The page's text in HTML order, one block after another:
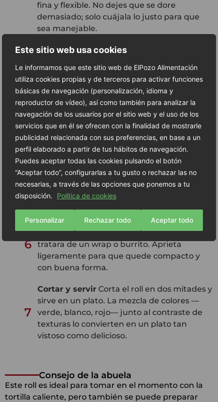
Este sitio web usa cookies
Le informamos que este sitio web de ElPozo Alimentación
utiliza cookies propias y de terceros para activar funciones
básicas de navegación (personalización, idioma y
reproductor de vídeo), así como también para analizar la
navegación de los usuarios por el sitio web y el uso de los
servicios que en él se ofrecen con la finalidad de mostrarle
publicidad relacionada con sus preferencias, en base a un
perfil elaborado a partir de tus hábitos de navegación.
Puedes aceptar todas las cookies pulsando el botón
“Aceptar todo”, configurarlas a tu gusto o rechazar las no
necesarias, a través de las opciones que ponemos a tu
disposición.
Política de cookies
Personalizar Rechazar todo Aceptar todo
fina y flexible. No dejes que se dore
demasiado; solo cuájala lo justo para que
sea manejable.
4
Cortar el tomateMientras se enfría
finas de tomate fresco. Será uno de los
elementos que aporten jugosidad y
contraste al interior del roll.
5
Montar el rollito Sobre la tortilla ya
cocinada, extiende una capa generosa de la
mezcla de quesos. A continuación, coloca las
rodajas de tomate y cubre con varias
lonchas de pechuga de pavo Bienstar
+PROTEÍNAS. Termina con unas hojas
verdes (puedes usar más albahaca, rúcula o
espinaca baby).
6
Enrollar con firmezaEnrolla todo con
cuidado formando un cilindro, como si se
tratara de un wrap o burrito. Aprieta
ligeramente para que quede compacto y
con buena forma.
7
Cortar y servir Corta el roll en dos mitades y
sirve en un plato. La mezcla de colores —
verde, blanco, rojo— junto al contraste de
texturas lo convierten en un plato tan
vistoso como delicioso.
Consejo de la abuela
Este roll es ideal para tomar en el momento con la
tortilla caliente, pero también se puede preparar